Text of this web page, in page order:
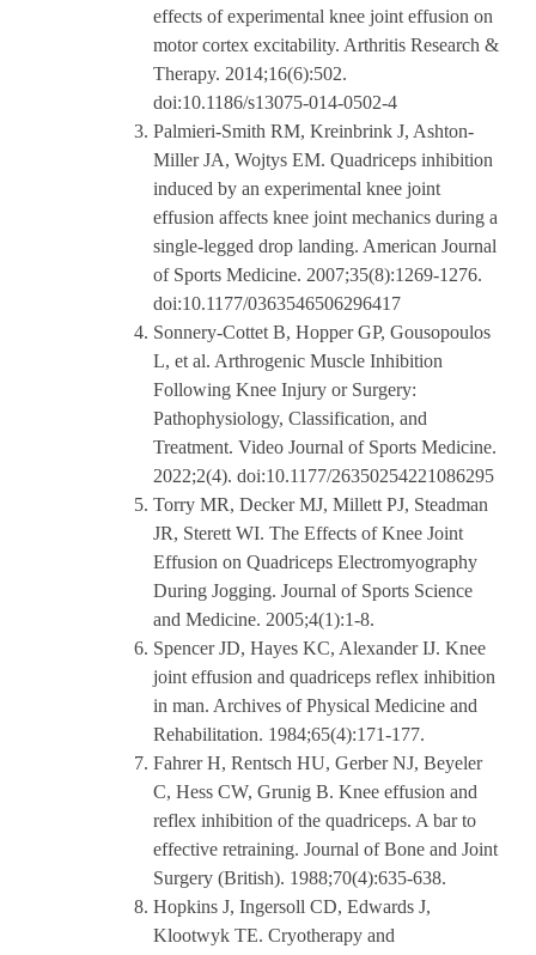
effects of experimental knee joint effusion on
motor cortex excitability. Arthritis Research &
Therapy. 2014;16(6):502.
doi:10.1186/s13075-014-0502-4
Palmieri-Smith RM, Kreinbrink J, Ashton-
Miller JA, Wojtys EM. Quadriceps inhibition
induced by an experimental knee joint
effusion affects knee joint mechanics during a
single-legged drop landing. American Journal
of Sports Medicine. 2007;35(8):1269-1276.
doi:10.1177/0363546506296417
Sonnery-Cottet B, Hopper GP, Gousopoulos
L, et al. Arthrogenic Muscle Inhibition
Following Knee Injury or Surgery:
Pathophysiology, Classification, and
Treatment. Video Journal of Sports Medicine.
2022;2(4). doi:10.1177/26350254221086295
Torry MR, Decker MJ, Millett PJ, Steadman
JR, Sterett WI. The Effects of Knee Joint
Effusion on Quadriceps Electromyography
During Jogging. Journal of Sports Science
and Medicine. 2005;4(1):1-8.
Spencer JD, Hayes KC, Alexander IJ. Knee
joint effusion and quadriceps reflex inhibition
in man. Archives of Physical Medicine and
Rehabilitation. 1984;65(4):171-177.
Fahrer H, Rentsch HU, Gerber NJ, Beyeler
C, Hess CW, Grunig B. Knee effusion and
reflex inhibition of the quadriceps. A bar to
effective retraining. Journal of Bone and Joint
Surgery (British). 1988;70(4):635-638.
Hopkins J, Ingersoll CD, Edwards J,
Klootwyk TE. Cryotherapy and